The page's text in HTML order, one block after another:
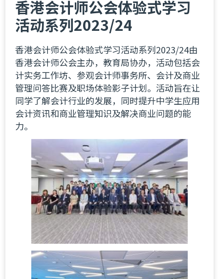
香港会计师公会体验式学习
活动系列2023/24
香港会计师公会体验式学习活动系列2023/24​​​​​​​由
香港会计师公会主办，教育局协办，活动包括会
计实务工作坊、参观会计师事务所、会计及商业
管理问答比赛及职场体验影子计划。活动旨在让
同学了解会计行业的发展，同时提升中学生应用
会计资讯和商业管理知识及解决商业问题的能
力。